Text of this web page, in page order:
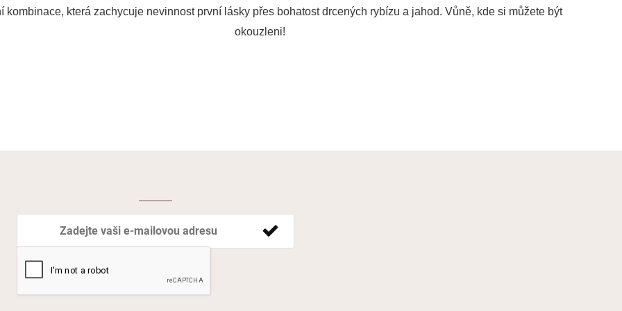
kombinace, která zachycuje nevinnost první lásky přes bohatost drcených rybízu a jahod. Vůně, kde si můžete být
okouzleni!